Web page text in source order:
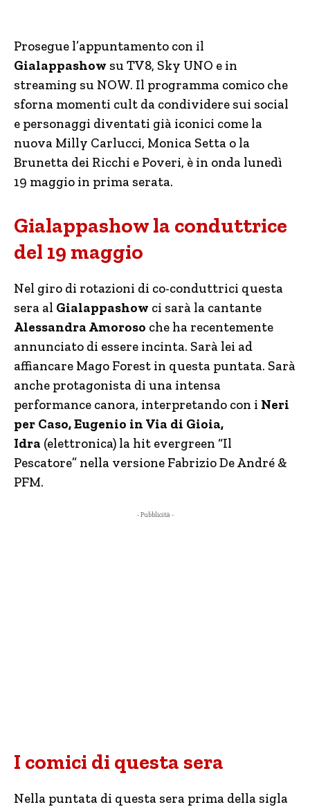
Prosegue l’appuntamento con il
Gialappashow su TV8, Sky UNO e in
streaming su NOW. Il programma comico che
sforna momenti cult da condividere sui social
e personaggi diventati già iconici come la
nuova Milly Carlucci, Monica Setta o la
Brunetta dei Ricchi e Poveri, è in onda lunedì
19 maggio in prima serata.
Gialappashow la conduttrice
del 19 maggio
Nel giro di rotazioni di co-conduttrici questa
sera al Gialappashow ci sarà la cantante
Alessandra Amoroso che ha recentemente
annunciato di essere incinta. Sarà lei ad
affiancare Mago Forest in questa puntata. Sarà
anche protagonista di una intensa
performance canora, interpretando con i Neri
per Caso, Eugenio in Via di Gioia,
Idra (elettronica) la hit evergreen “Il
Pescatore” nella versione Fabrizio De André &
PFM.
- Pubblicità -
I comici di questa sera
Nella puntata di questa sera prima della sigla